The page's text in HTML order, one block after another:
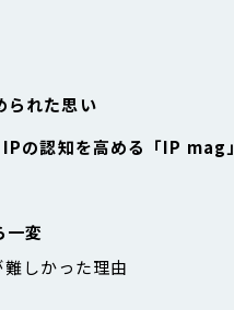
れた思い
の認知を高める「IP mag」
変
しかった理由